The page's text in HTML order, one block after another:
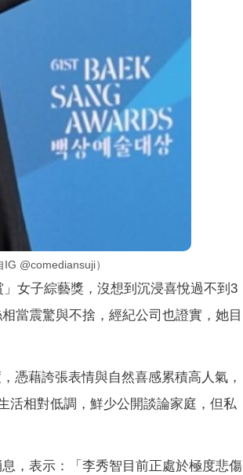
@comediansuji）
女子綜藝獎，沒想到沉浸喜悅過不到3
當震驚與不捨，經紀公司也證實，她目
憑藉誇張表情與自然喜感累積高人氣，
活相對低調，鮮少公開談論家庭，但私
，表示：「李秀智目前正處於極度悲傷